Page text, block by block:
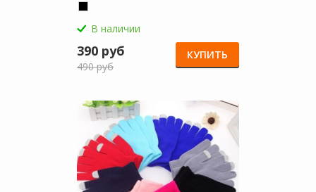
В наличии
390 руб
490 руб
КУПИТЬ